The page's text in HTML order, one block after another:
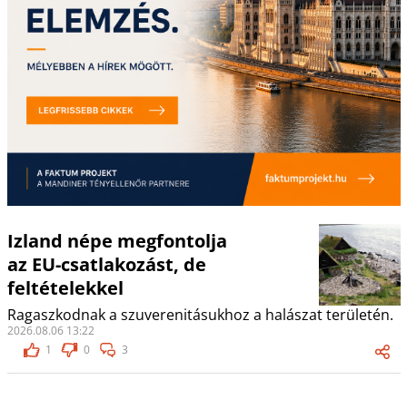
Izland népe megfontolja
az EU-csatlakozást, de
feltételekkel
Ragaszkodnak a szuverenitásukhoz a halászat területén.
2026.08.06 13:22
1
0 3